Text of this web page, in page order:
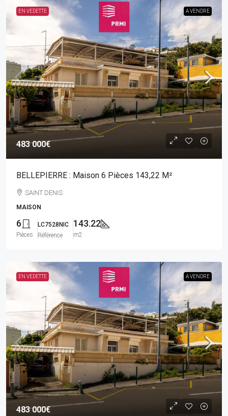
EN VEDETTE A VENDRE
483 000€
BELLEPIERRE : Maison 6 Pièces 143,22 M²
SAINT DENIS
MAISON
6
Pièces
LC7528NIC
Référence
143.22
m2
EN VEDETTE A VENDRE
483 000€